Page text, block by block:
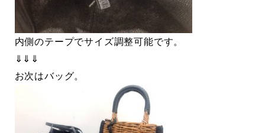
内側のテープでサイズ調整可能です。
⇓⇓⇓
お次はバッグ。